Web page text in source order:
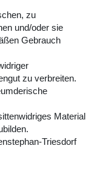
zu
und/oder sie
Gebrauch
zu verbreiten.
Material
Triesdorf